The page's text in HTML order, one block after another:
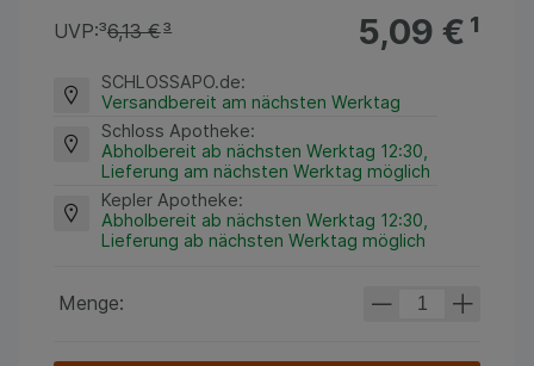
5,09 €¹
UVP:³6,13 €³
SCHLOSSAPO.de:
Versandbereit am nächsten Werktag
Schloss Apotheke:
Abholbereit ab nächsten Werktag 12:30,
Lieferung am nächsten Werktag möglich
Kepler Apotheke:
Abholbereit ab nächsten Werktag 12:30,
Lieferung ab nächsten Werktag möglich
Menge: